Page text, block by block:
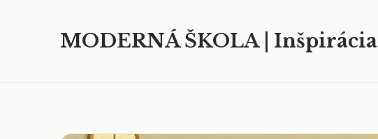
MODERNÁ ŠKOLA | Inšpirácia